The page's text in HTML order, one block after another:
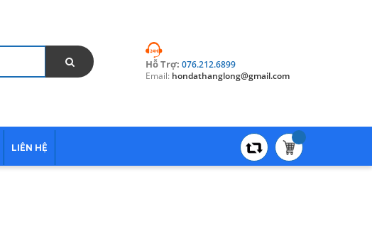
Hỗ Trợ: 076.212.6899
Email: hondathanglong@gmail.com
LIÊN HỆ